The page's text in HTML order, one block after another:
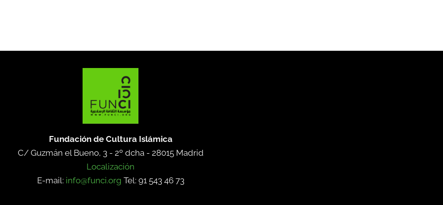
Fundación de Cultura Islámica
C/ Guzmán el Bueno, 3 - 2º dcha - 28015 Madrid
Localización
E-mail: info@funci.org Tel: 91 543 46 73